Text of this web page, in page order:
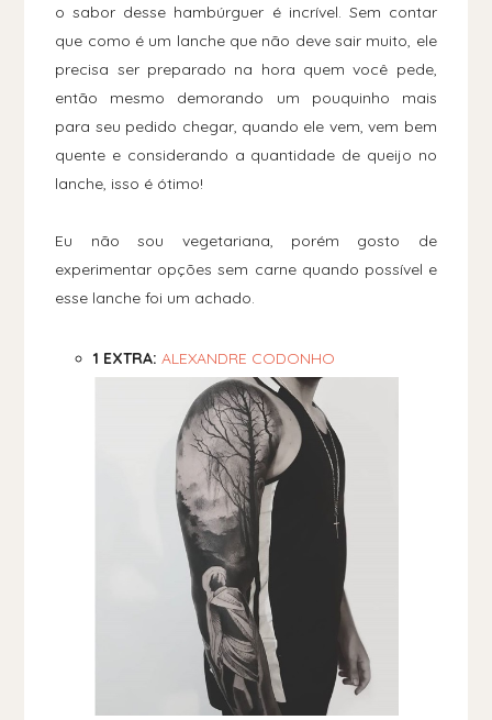
o sabor desse hambúrguer é incrível. Sem contar
que como é um lanche que não deve sair muito, ele
precisa ser preparado na hora quem você pede,
então mesmo demorando um pouquinho mais
para seu pedido chegar, quando ele vem, vem bem
quente e considerando a quantidade de queijo no
lanche, isso é ótimo!
Eu não sou vegetariana, porém gosto de
experimentar opções sem carne quando possível e
esse lanche foi um achado.
1 EXTRA: ALEXANDRE CODONHO